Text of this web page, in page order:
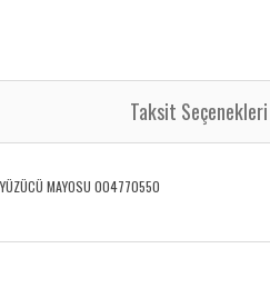
Taksit Seçenekleri
YÜZÜCÜ MAYOSU 004770550